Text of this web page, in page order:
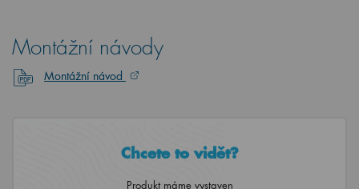
Montážní návody
Montážní návod
Chcete to vidět?
Produkt máme vystaven